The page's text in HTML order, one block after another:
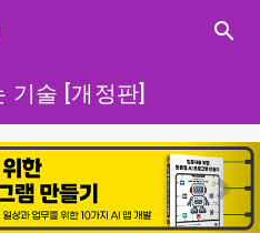
close
search
기술 [개정판]
n
e
x